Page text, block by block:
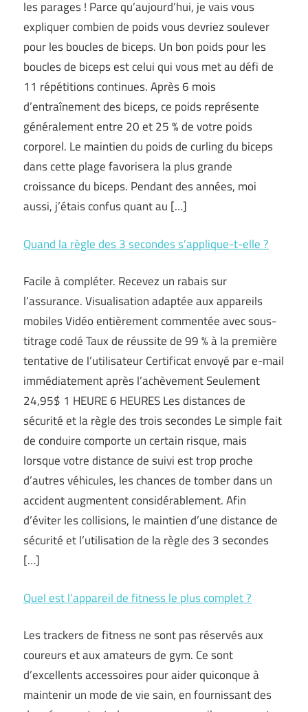
les parages ! Parce qu’aujourd’hui, je vais vous
expliquer combien de poids vous devriez soulever
pour les boucles de biceps. Un bon poids pour les
boucles de biceps est celui qui vous met au défi de
11 répétitions continues. Après 6 mois
d’entraînement des biceps, ce poids représente
généralement entre 20 et 25 % de votre poids
corporel. Le maintien du poids de curling du biceps
dans cette plage favorisera la plus grande
croissance du biceps. Pendant des années, moi
aussi, j’étais confus quant au […]
Quand la règle des 3 secondes s’applique-t-elle ?
Facile à compléter. Recevez un rabais sur
l’assurance. Visualisation adaptée aux appareils
mobiles Vidéo entièrement commentée avec sous-
titrage codé Taux de réussite de 99 % à la première
tentative de l’utilisateur Certificat envoyé par e-mail
immédiatement après l’achèvement Seulement
24,95$ 1 HEURE 6 HEURES Les distances de
sécurité et la règle des trois secondes Le simple fait
de conduire comporte un certain risque, mais
lorsque votre distance de suivi est trop proche
d’autres véhicules, les chances de tomber dans un
accident augmentent considérablement. Afin
d’éviter les collisions, le maintien d’une distance de
sécurité et l’utilisation de la règle des 3 secondes
[…]
Quel est l’appareil de fitness le plus complet ?
Les trackers de fitness ne sont pas réservés aux
coureurs et aux amateurs de gym. Ce sont
d’excellents accessoires pour aider quiconque à
maintenir un mode de vie sain, en fournissant des